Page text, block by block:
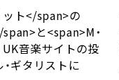
ト</span>の
と<span>M・
UK音楽サイトの投
ギタリストに